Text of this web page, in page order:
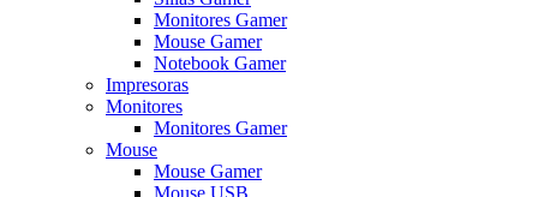
Monitores Gamer
Mouse Gamer
Notebook Gamer
Impresoras
Monitores
Monitores Gamer
Mouse
Mouse Gamer
Mouse USB